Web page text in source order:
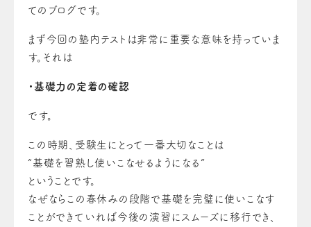
てのブログです。
まず今回の塾内テストは非常に重要な意味を持っていま
す。それは
・基礎力の定着の確認
です。
この時期、受験生にとって一番大切なことは
“基礎を習熟し使いこなせるようになる”
ということです。
なぜならこの春休みの段階で基礎を完璧に使いこなす
ことができていれば今後の演習にスムーズに移行でき、